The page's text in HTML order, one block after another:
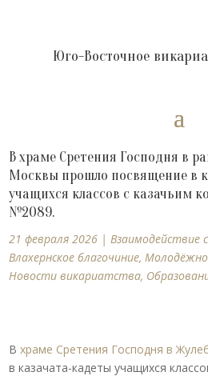
Юго-Восточное
В храме Сретения Господня в
Москвы прошло посвящение в
учащихся классов с казачьим
№2089.
21 февраля 2026 |Взаимодействие
Влахернское благочиние,
Новости викариатства,
Вхраме Сретения Господня в
в казачата-кадеты учащихся